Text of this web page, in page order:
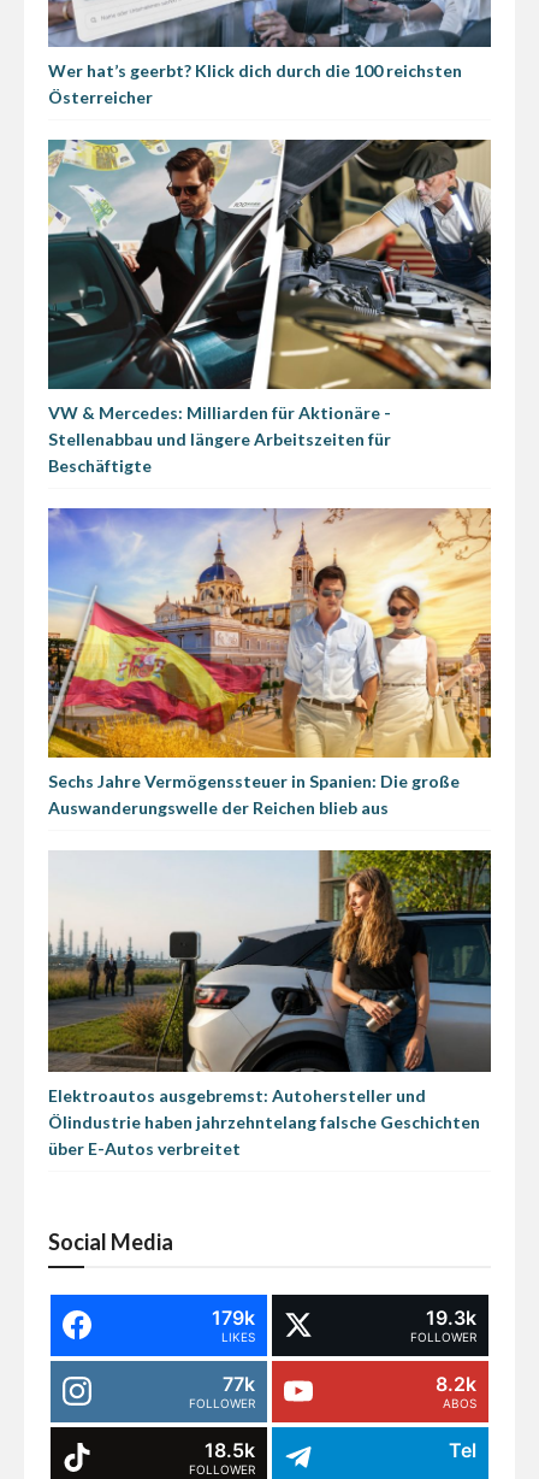
Wer hat’s geerbt? Klick dich durch die 100 reichsten
Österreicher
VW & Mercedes: Milliarden für Aktionäre -
Stellenabbau und längere Arbeitszeiten für
Beschäftigte
Sechs Jahre Vermögenssteuer in Spanien: Die große
Auswanderungswelle der Reichen blieb aus
Elektroautos ausgebremst: Autohersteller und
Ölindustrie haben jahrzehntelang falsche Geschichten
über E-Autos verbreitet
Social Media
179k
LIKES
19.3k
FOLLOWER
77k
FOLLOWER
8.2k
ABOS
18.5k
FOLLOWER
Tel